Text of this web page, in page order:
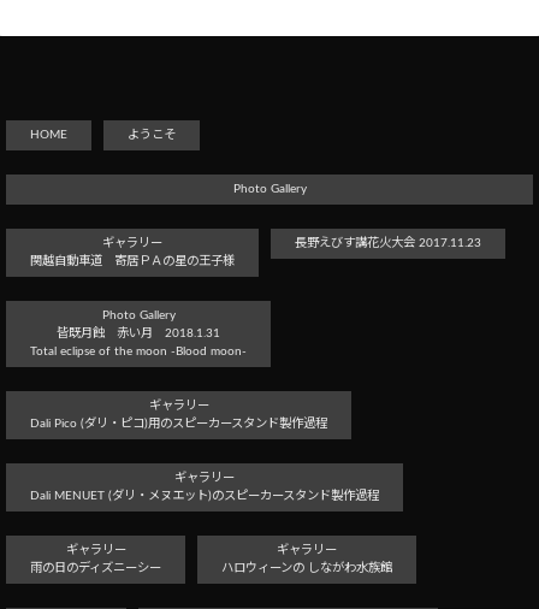
HOME ようこそ
Photo Gallery
ギャラリー
関越自動車道 寄居ＰＡの星の王子様
長野えびす講花火大会 2017.11.23
Photo Gallery
皆既月蝕 赤い月 2018.1.31
Total eclipse of the moon -Blood moon-
ギャラリー
Dali Pico (ダリ・ピコ)用のスピーカースタンド製作過程
ギャラリー
Dali MENUET (ダリ・メヌエット)のスピーカースタンド製作過程
ギャラリー
雨の日のディズニーシー
ギャラリー
ハロウィーンの しながわ水族館